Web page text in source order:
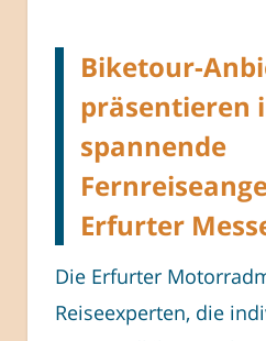
Biketour-
präsentieren
spannende
Erfurter
Die Erfurter
Reiseexperten, die